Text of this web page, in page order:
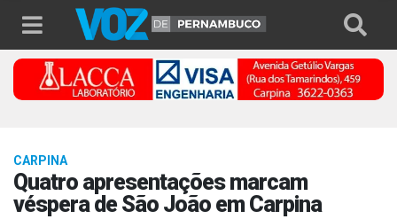
CARPINA
Quatro apresentações marcam
véspera de São João em Carpina